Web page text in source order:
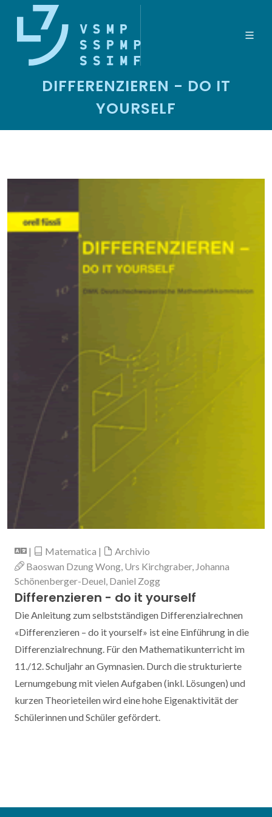
DIFFERENZIEREN - DO IT
YOURSELF
| Matematica |
Archivio
Baoswan Dzung Wong, Urs Kirchgraber, Johanna
Schönenberger-Deuel, Daniel Zogg
Differenzieren - do it yourself
Die Anleitung zum selbstständigen Differenzialrechnen
«Differenzieren – do it yourself» ist eine Einführung in die
Differenzialrechnung. Für den Mathematikunterricht im
11./12. Schuljahr an Gymnasien. Durch die strukturierte
Lernumgebung mit vielen Aufgaben (inkl. Lösungen) und
kurzen Theorieteilen wird eine hohe Eigenaktivität der
Schülerinnen und Schüler gefördert.